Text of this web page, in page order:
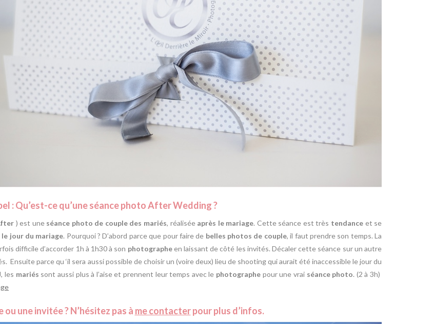
: Qu’est-ce qu’une séance photo After Wedding ?
) est une séance photo de couple des mariés, réalisée après le mariage. Cette séance est très tendanceet se
le jour du mariage. Pourquoi ? D’abord parce que pour faire de belles photos de couple, il faut prendre son temps. La
difficile d’accorder 1h à 1h30 à son photographeen laissant de côté les invités. Décaler cette séance sur un autre
parce qu ‘il sera aussi possible de choisir un (voire deux) lieu de shooting qui aurait été inaccessible le jour du
les mariés sont aussi plus à l’aise et prennent leur temps avec le photographe pour une vrai séance photo. (2 à 3h)
une invitée ? N’hésitez pas à me contacterpour plus d’infos.